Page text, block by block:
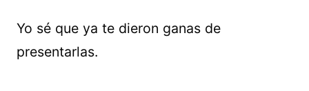
Yo sé que ya te dieron ganas de
presentarlas.